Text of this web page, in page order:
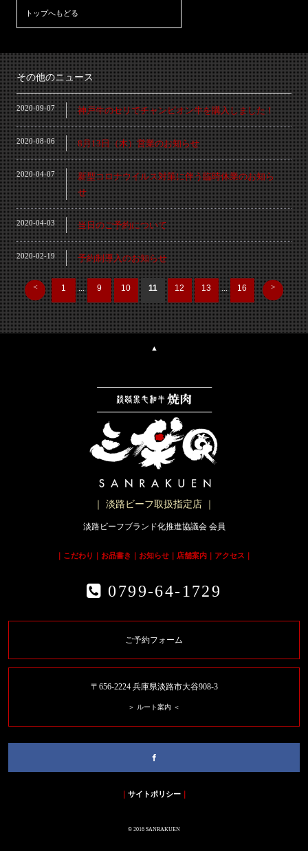
トップへもどる
その他のニュース
2020-09-07 神戸牛のセリでチャンピオン牛を購入しました！
2020-08-06 8月13日（木）営業のお知らせ
2020-04-07
新型コロナウイルス対策に伴う臨時休業のお知ら
せ
2020-04-03 当日のご予約について
2020-02-19 予約制導入のお知らせ
< 1 ... 9 10 11 12 13 ... 16 >
▲
｜ 淡路ビーフ取扱指定店 ｜
淡路ビーフブランド化推進協議会 会員
｜ こだわり ｜ お品書き ｜ お知らせ ｜ 店舗案内 ｜ アクセス ｜
0799-64-1729
ご予約フォーム
〒656-2224 兵庫県淡路市大谷908-3
＞ ルート案内 ＜
｜ サイトポリシー｜
© 2016 SANRAKUEN